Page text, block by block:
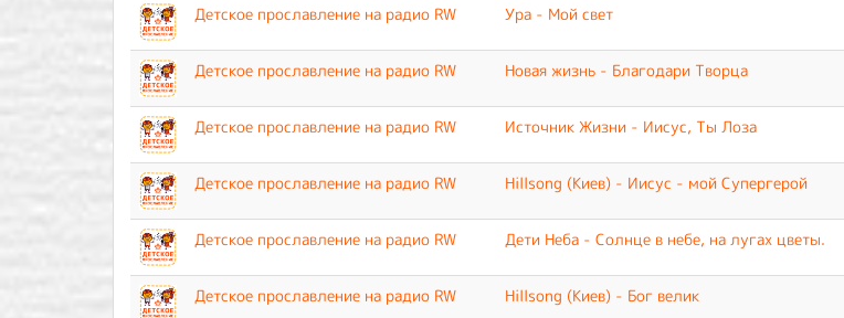
Детское прославление на радио RW Ура - Мой свет
Детское прославление на радио RW Новая жизнь - Благодари Творца
Детское прославление на радио RW Источник Жизни - Иисус, Ты Лоза
Детское прославление на радио RW Hillsong (Киев) - Иисус - мой Супергерой
Детское прославление на радио RW Дети Неба - Солнце в небе, на лугах цветы.
Детское прославление на радио RW Hillsong (Киев) - Бог велик